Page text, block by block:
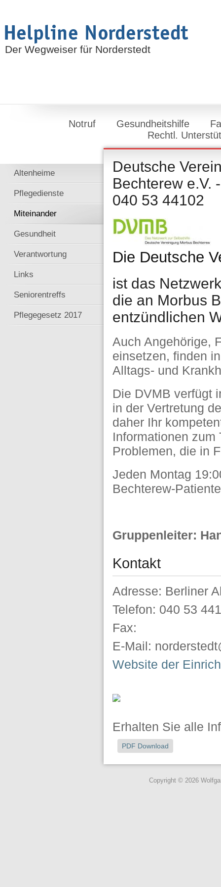
Der Wegweiser für Norderstedt
Notruf Gesundheitshilfe
Rechtl.
Altenheime
Pflegedienste
Miteinander
Gesundheit
Verantwortung
Links
Seniorentreffs
Pflegegesetz 2017
Deutsche
Bechterew e.V.
040 53 44102
Die Deutsche
ist das
die an Morbus
entzündlichen
Auch Angehörige,
einsetzen, finden
Alltags- und
Die DVMB verfügt
in der Vertretung
daher Ihr
Informationen
Problemen, die in
Jeden Montag
Bechterew-
Gruppenleiter:
Kontakt
Adresse: Berliner
Telefon: 040 53
Fax:
E-Mail:
Website der
Erhalten Sie alle
PDF Download
Copyright © 2026